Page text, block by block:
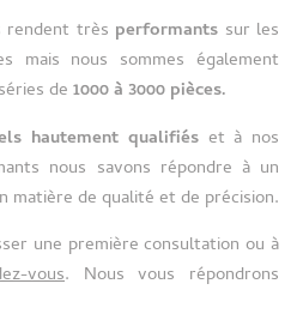
rendent très performants sur les
mais nous sommes également
de 1000 à 3000 pièces.
hautement qualifiéset à nos
nous savons répondre à un
matière de qualité et de précision.
une première consultation ou à
vous. Nous vous répondrons